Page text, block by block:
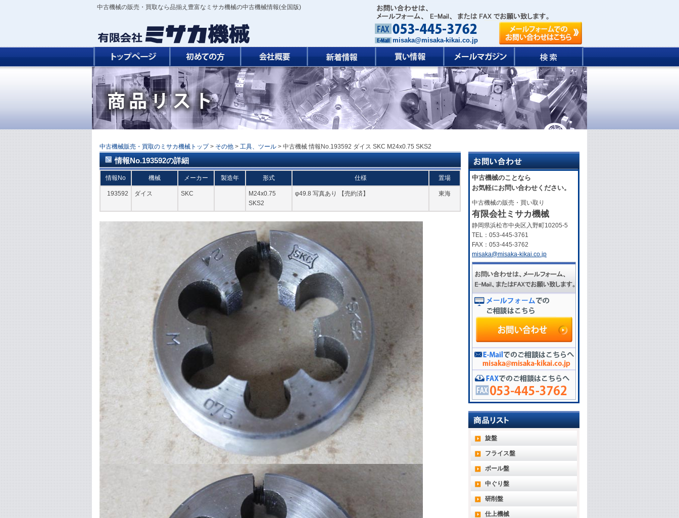
中古機械の販売・買取なら品揃え豊富なミサカ機械の中古機械情報(全国版)
misaka@misaka-kikai.co.jp
中古機械販売・買取のミサカ機械トップ > その他 > 工具、ツール > 中古機械 情報No.193592 ダイス SKC M24x0.75 SKS2
情報No.193592の詳細
情報No 機械 メーカー 製造年 形式 仕様 置場
193592 ダイス SKC
M24x0.75
SKS2
φ49.8 写真あり 【売約済】 東海
中古機械のことなら
お気軽にお問い合わせください。
中古機械の販売・買い取り
有限会社ミサカ機械
静岡県浜松市中央区入野町10205-5
TEL：053-445-3761
FAX：053-445-3762
misaka@misaka-kikai.co.jp
旋盤
フライス盤
ボール盤
中ぐり盤
研削盤
仕上機械